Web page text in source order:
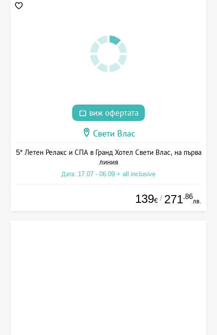
виж офертата
Свети Влас
5* Летен Релакс и СПА в Гранд Хотел Свети Влас, на първа
линия
Дата: 17.07 - 06.09 + all inclusive
139€ / 271.86
лв.